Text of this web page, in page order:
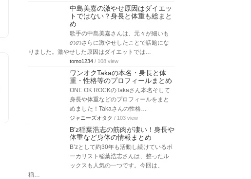
中島美嘉の激やせ原因はダイエッ
トではない？身長と体重も総まと
め
歌手の中島美嘉さんは、元々が細いも
ののさらに激やせしたことで話題にな
りました。激やせした原因はダイエットでは…
tomo1234 / 108 view
ワンオクTakaの本名・身長と体
重・性格等のプロフィールまとめ
ONE OK ROCKのTakaさん本名そして
身長や体重などのプロフィールをまと
めました！Takaさんの性格…
ジャニーズオタク / 103 view
B’z稲葉浩志の筋肉が凄い！身長や
体重など身体の情報まとめ
B’zとして約30年も活動し続けているボ
ーカリスト稲葉浩志さんは、整ったル
ックスも人気の一つです。今回は、
稲…